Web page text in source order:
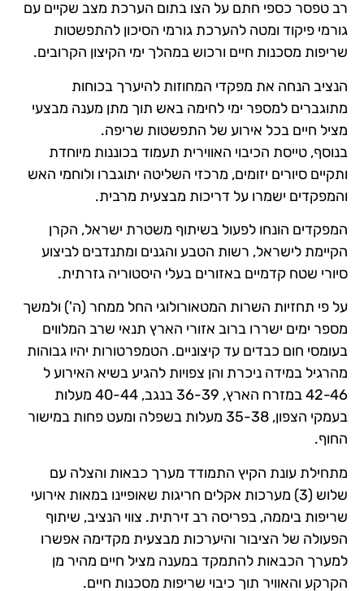
רב טפסר כספי חתם על הצו בתום הערכת מצב שקיים עם
גורמי פיקוד ומטה להערכת גורמי הסיכון להתפשטות
שריפות מסכנות חיים ורכוש במהלך ימי הקיצון הקרובים.
הנציב הנחה את מפקדי המחוזות להיערך בכוחות
מתוגברים למספר ימי לחימה באש תוך מתן מענה מבצעי
מציל חיים בכל אירוע של התפשטות שריפה.
בנוסף, טייסת הכיבוי האווירית תעמוד בכוננות מיוחדת
ותקיים סיורים יזומים, מרכזי השליטה יתוגברו ולוחמי האש
והמפקדים ישמרו על דריכות מבצעית מרבית.
המפקדים הונחו לפעול בשיתוף משטרת ישראל, הקרן
הקיימת לישראל, רשות הטבע והגנים ומתנדבים לביצוע
סיורי שטח קדמיים באזורים בעלי היסטוריה גזרתית.
על פי תחזיות השרות המטאורולוגי החל ממחר (ה') ולמשך
מספר ימים ישררו ברוב אזורי הארץ תנאי שרב המלווים
בעומסי חום כבדים עד קיצוניים. הטמפרטורות יהיו גבוהות
מהרגיל במידה ניכרת והן צפויות להגיע בשיא האירוע ל
42-46 במזרח הארץ, 36-39 בנגב, 40-44 מעלות
בעמקי הצפון, 35-38 מעלות בשפלה ומעט פחות במישור
החוף.
מתחילת עונת הקיץ התמודד מערך כבאות והצלה עם
שלוש (3) מערכות אקלים חריגות שאופיינו במאות אירועי
שריפות ביממה, בפריסה רב זירתית. צווי הנציב, שיתוף
הפעולה של הציבור והיערכות מבצעית מקדימה אפשרו
למערך הכבאות להתמקד במענה מציל חיים מהיר מן
הקרקע והאוויר תוך כיבוי שריפות מסכנות חיים.